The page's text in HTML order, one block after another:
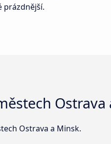
prázdnější.
Ostrava
Ostrava a Minsk.